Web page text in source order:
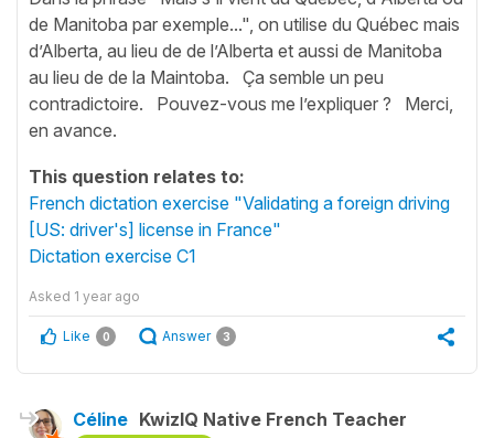
de Manitoba par exemple...", on utilise du Québec mais
d’Alberta, au lieu de de l’Alberta et aussi de Manitoba
au lieu de de la Maintoba. Ça semble un peu
contradictoire. Pouvez-vous me l’expliquer ? Merci,
en avance.
This question relates to:
French dictation exercise "Validating a foreign driving
[US: driver's] license in France"
Dictation exercise C1
Asked 1 year ago
Like 0 Answer 3
Céline KwizIQ Native French Teacher